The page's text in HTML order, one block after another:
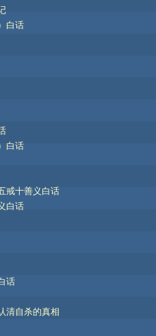
白话
白话
戒十善义白话
白话
话
清自杀的真相